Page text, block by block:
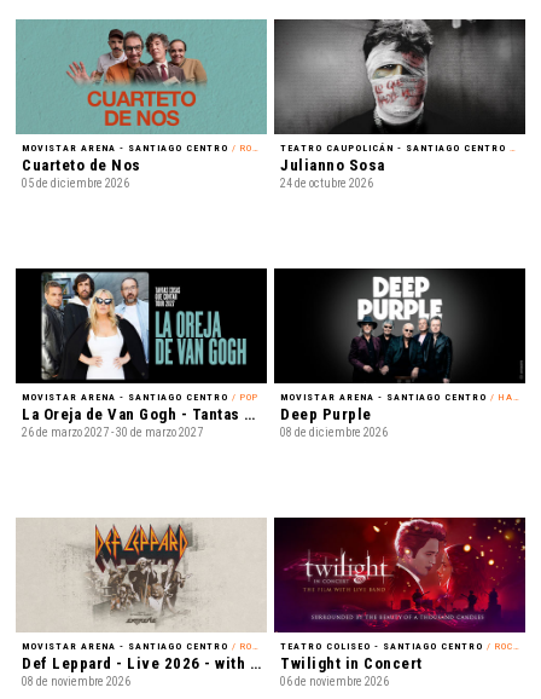
MOVISTAR ARENA - SANTIAGO CENTRO / ROCK
Cuarteto de Nos
05 de diciembre 2026
TEATRO CAUPOLICÁN - SANTIAGO CENTRO
Julianno Sosa
24 de octubre 2026
MOVISTAR ARENA - SANTIAGO CENTRO / POP
La Oreja de Van Gogh - Tantas cosas que contar Tour 2027
26 de marzo 2027 - 30 de marzo 2027
MOVISTAR ARENA - SANTIAGO CENTRO / HARD ROCK
Deep Purple
08 de diciembre 2026
MOVISTAR ARENA - SANTIAGO CENTRO / ROCK
Def Leppard - Live 2026 - with Special Guest Extreme
08 de noviembre 2026
TEATRO COLISEO - SANTIAGO CENTRO / ROCK ALTERNATIVO
Twilight in Concert
06 de noviembre 2026